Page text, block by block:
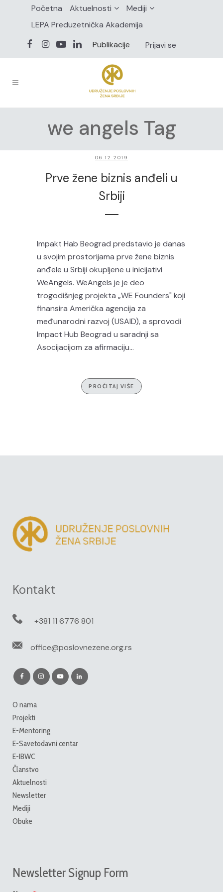
Početna Aktuelnosti
Mediji
LEPA Preduzetnička Akademija
Publikacije
Prijavi se
we angels Tag
06.12.2019
Prve žene biznis anđeli u
Srbiji
Impakt Hab Beograd predstavio je danas
u svojim prostorijama prve žene biznis
anđele u Srbiji okupljene u inicijativi
WeAngels. WeAngels je je deo
trogodišnjeg projekta „WE Founders" koji
finansira Američka agencija za
međunarodni razvoj (USAID), a sprovodi
Impact Hub Beograd u saradnji sa
Asocijacijom za afirmaciju...
PROČITAJ VIŠE
Kontakt
+381 11 6776 801
office@poslovnezene.org.rs
O nama
Projekti
E-Mentoring
E-Savetodavni centar
E-IBWC
Članstvo
Aktuelnosti
Newsletter
Mediji
Obuke
Newsletter Signup Form